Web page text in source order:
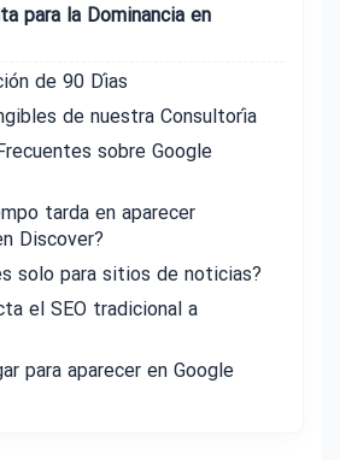
para la Dominancia en
de 90 Días
de nuestra Consultoría
sobre Google
tarda en aparecer
Discover?
solo para sitios de noticias?
el SEO tradicional a
para aparecer en Google